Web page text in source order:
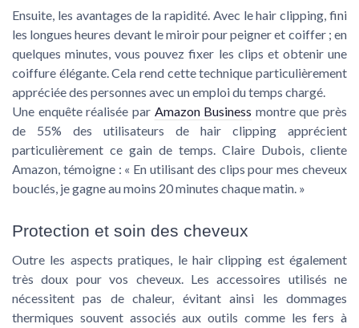
Ensuite, les avantages de la rapidité. Avec le hair clipping, fini
les longues heures devant le miroir pour peigner et coiffer ; en
quelques minutes, vous pouvez fixer les clips et obtenir une
coiffure élégante. Cela rend cette technique particulièrement
appréciée des personnes avec un emploi du temps chargé.
Une enquête réalisée par Amazon Business montre que près
de 55% des utilisateurs de hair clipping apprécient
particulièrement ce gain de temps. Claire Dubois, cliente
Amazon, témoigne : « En utilisant des clips pour mes cheveux
bouclés, je gagne au moins 20 minutes chaque matin. »
Protection et soin des cheveux
Outre les aspects pratiques, le hair clipping est également
très doux pour vos cheveux. Les accessoires utilisés ne
nécessitent pas de chaleur, évitant ainsi les dommages
thermiques souvent associés aux outils comme les fers à